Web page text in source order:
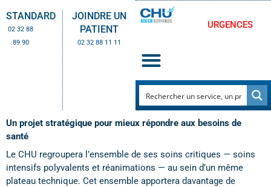
STANDARD
02 32 88
89 90
JOINDRE UN
PATIENT
02 32 88 11 11
URGENCES
Un projet stratégique pour mieux répondre aux besoins de
santé
Le CHU regroupera l’ensemble de ses soins critiques — soins
intensifs polyvalents et réanimations — au sein d’un même
plateau technique. Cet ensemble apportera davantage de